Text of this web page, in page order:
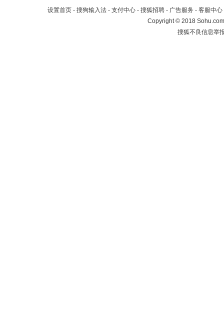
设置首页 - 搜狗输入法 - 支付中心 - 搜狐招聘 - 广告服务 - 客服中心
Copyright©2018
搜狐不良信息举